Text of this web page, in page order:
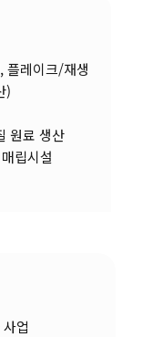
플레이크/재생
)
원료 생산
립시설
업